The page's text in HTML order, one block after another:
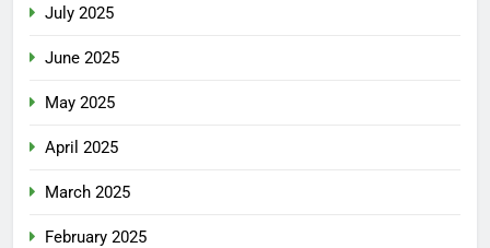
July 2025
June 2025
May 2025
April 2025
March 2025
February 2025